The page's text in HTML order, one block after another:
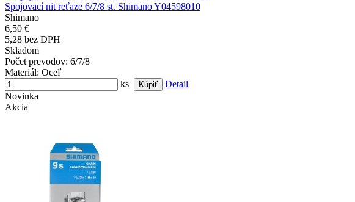
Spojovací nit reťaze 6/7/8 st. Shimano Y04598010
Shimano
6,50 €
5,28 bez DPH
Skladom
Počet prevodov: 6/7/8
Materiál: Oceľ
ks
Detail
Novinka
Akcia